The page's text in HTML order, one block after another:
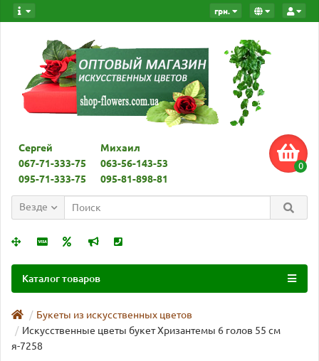
грн.
Сергей
067-71-333-75
095-71-333-75
Михаил
063-56-143-53
095-81-898-81
0
Везде
Каталог товаров
Букеты из искусственных цветов
Искусственные цветы букет Хризантемы 6 голов 55 см
я-7258